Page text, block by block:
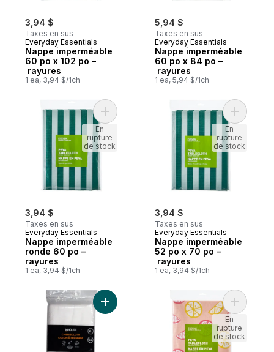
3,94 $
Taxes en sus
Everyday Essentials
Nappe imperméable
60 po x 102 po –
rayures
1 ea, 3,94 $/1ch
5,94 $
Taxes en sus
Everyday Essentials
Nappe imperméable
60 po x 84 po –
rayures
1 ea, 5,94 $/1ch
3,94 $
Taxes en sus
Everyday Essentials
Nappe imperméable
ronde 60 po –
rayures
1 ea, 3,94 $/1ch
Ajouter Nappe imperméable ronde 60 po
En
rupture
de stock
3,94 $
Taxes en sus
Everyday Essentials
Nappe imperméable
52 po x 70 po –
rayures
1 ea, 3,94 $/1ch
Ajouter
En
rupture
de stock
Ajouter Premium 6 Yards Cheesecoth
Ajouter
En
rupture
de stock